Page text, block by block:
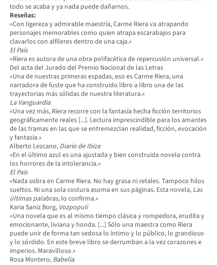
todo se acaba y ya nada puede dañarnos.
Reseñas:
«Con ligereza y admirable maestría, Carme Riera va atrapando
personajes memorables como quien atrapa escarabajos para
clavarlos con alfileres dentro de una caja.»
El País
«Riera es autora de una obra polifacética de repercusión universal.»
Del acta del Jurado del Premio Nacional de las Letras
«Una de nuestras primeras espadas, eso es Carme Riera, una
narradora de fuste que ha construido libro a libro una de las
trayectorias más sólidas de nuestra literatura.»
La Vanguardia
«Una vez más, Riera recorre con la fantasía hecha ficción territorios
geográficamente reales [...]. Lectura imprescindible para los amantes
de las tramas en las que se entremezclan realidad, ficción, evocación
y fantasía.»
Alberto Lezcano, Diario de Ibiza
«En el último azul es una ajustada y bien construida novela contra
los horrores de la intolerancia.»
El País
«Nada sobra en Carme Riera. No hay grasa ni retales. Tampoco hilos
sueltos. Ni una sola costura asoma en sus páginas. Esta novela, Las
últimas palabras, lo confirma.»
Karia Saniz Borg, Vozpopuli
«Una novela que es al mismo tiempo clásica y rompedora, erudita y
emocionante, liviana y honda. [...] Sólo una maestra como Riera
puede unir de forma tan sedosa lo íntimo y lo público, lo grandioso
y lo sórdido. En este breve libro se derrumban a la vez corazones e
imperios. Maravilloso.»
Rosa Montero, Babelia